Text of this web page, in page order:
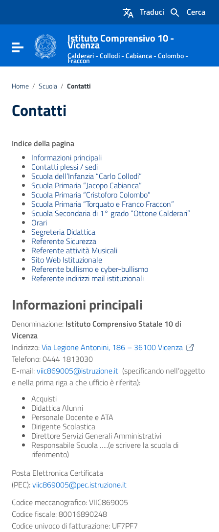
Vai al footer
Cerca
Traduci
Attiva / disattiva la navigazione
Istituto Comprensivo 10 -
Vicenza
Calderari - Collodi - Cabianca - Colombo -
Fraccon
Home / Scuola / Contatti
Contatti
Indice della pagina
Informazioni principali
Contatti plessi / sedi
Scuola dell’Infanzia “Carlo Collodi”
Scuola Primaria “Jacopo Cabianca”
Scuola Primaria “Cristoforo Colombo”
Scuola Primaria “Torquato e Franco Fraccon”
Scuola Secondaria di 1° grado “Ottone Calderari”
Orari
Segreteria Didattica
Referente Sicurezza
Referente attività Musicali
Sito Web Istituzionale
Referente bullismo e cyber-bullismo
Referente indirizzi mail istituzionali
Informazioni principali
Denominazione: Istituto Comprensivo Statale 10 di
Vicenza
Indirizzo:Via Legione Antonini, 186 – 36100 Vicenza
Telefono: 0444 1813030
E-mail:viic869005@istruzione.it (specificando nell’oggetto
e nella prima riga a che ufficio è riferita):
Acquisti
Didattica Alunni
Personale Docente e ATA
Dirigente Scolastica
Direttore Servizi Generali Amministrativi
Responsabile Scuola …..(e scrivere la scuola di
riferimento)
Posta Elettronica Certificata
(PEC):viic869005@pec.istruzione.it
Codice meccanografico: VIIC869005
Codice fiscale: 80016890248
Codice univoco di fatturazione: UF7PF7